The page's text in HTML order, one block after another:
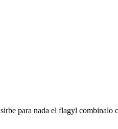
para nada el flagyl combinalo